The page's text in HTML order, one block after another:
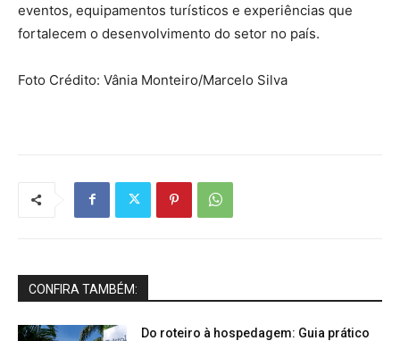
eventos, equipamentos turísticos e experiências que
fortalecem o desenvolvimento do setor no país.
Foto Crédito: Vânia Monteiro/Marcelo Silva
CONFIRA TAMBÉM:
Do roteiro à hospedagem: Guia prático